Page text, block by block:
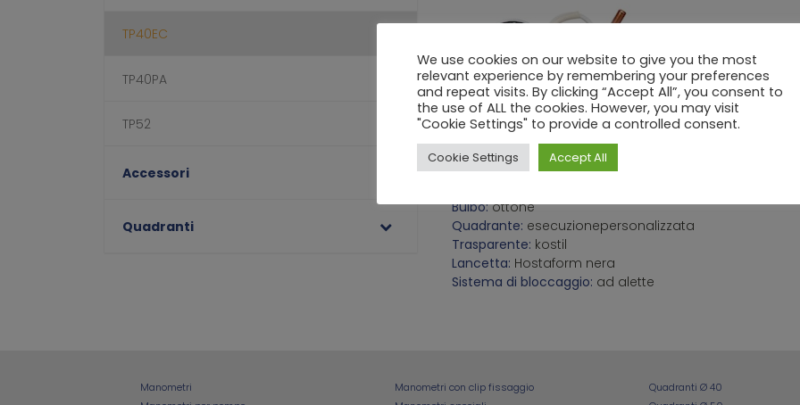
TP40EC
TP40PA
TP52
Accessori
Quadranti
Modello: termometro a capillare 40/52
Scala:0-160 °C
Anello:ABS nero e cromato
Bulbo:ottone
Quadrante: esecuzionepersonalizzata
Trasparente: kostil
Lancetta: Hostaform nera
Sistema di bloccaggio: ad alette
Manometri
Manometri con clip fissaggio
Quadranti Ø 40
We use cookies on our website to give you the most
relevant experience by remembering your preferences
and repeat visits. By clicking “Accept All”, you consent to
the use of ALL the cookies. However, you may visit
"Cookie Settings" to provide a controlled consent.
Cookie Settings Accept All